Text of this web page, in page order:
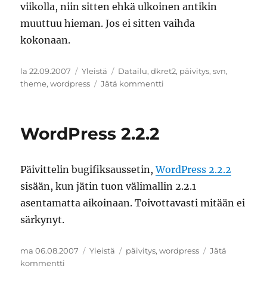
viikolla, niin sitten ehkä ulkoinen antikin
muuttuu hieman. Jos ei sitten vaihda
kokonaan.
Julkaistu
la 22.09.2007 Kategoriat
Yleistä Avainsanat
Datailu,dkret2, päivitys,svn,
theme,wordpress Jätä kommentti
WordPress 2.2.2
Päivittelin bugifiksaussetin,WordPress 2.2.2
sisään, kun jätin tuon välimallin 2.2.1
asentamatta aikoinaan. Toivottavasti mitään ei
särkynyt.
Julkaistu
ma 06.08.2007 Kategoriat
Yleistä Avainsanat
päivitys,wordpress
Jätä
kommentti